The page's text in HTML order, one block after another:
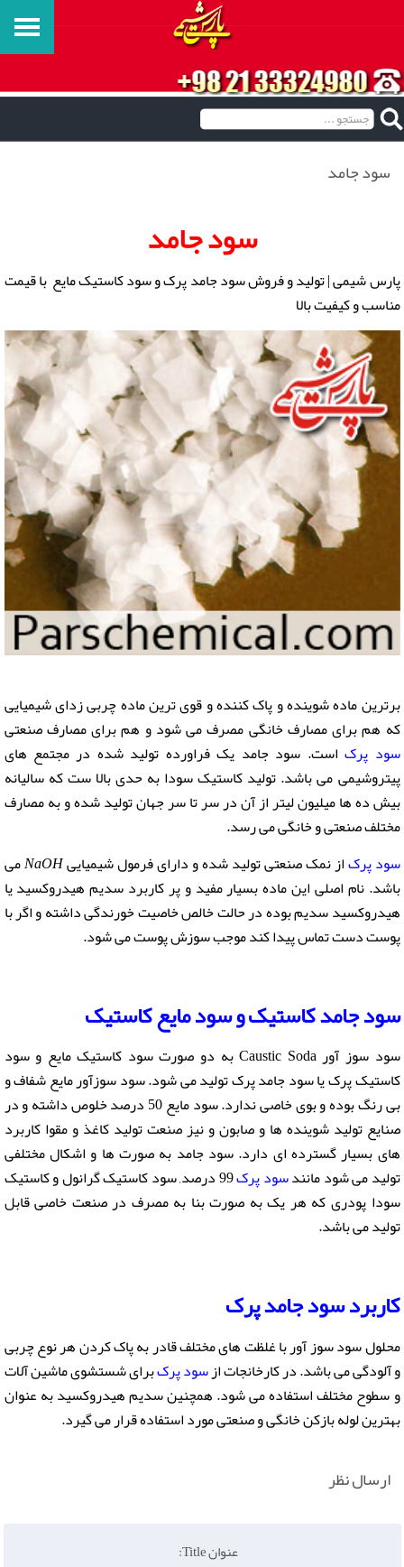
سود جامد
سود جامد
پارس شیمی | تولید و فروش سود جامد پرک و سود کاستیک مایع با قیمت
مناسب و کیفیت بالا
برترین ماده شوینده و پاک کننده و قوی ترین ماده چربی زدای شیمیایی
که هم برای مصارف خانگی مصرف می شود و هم برای مصارف صنعتی
سود پرکاست. سود جامد یک فراورده تولید شده در مجتمع های
پیتروشیمی می باشد. تولید کاستیک سودا به حدی بالا ست که سالیانه
بیش ده ها میلیون لیتر از آن در سر تا سر جهان تولید شده و به مصارف
مختلف صنعتی و خانگی می رسد.
سود پرکاز نمک صنعتی تولید شده و دارای فرمول شیمیاییNaOHمی
باشد. نام اصلی این ماده بسیار مفید و پر کاربرد سدیم هیدروکسید یا
هیدروکسید سدیم بوده در حالت خالص خاصیت خورندگی داشته و اگر با
پوست دست تماس پیدا کند موجب سوزش پوست می شود.
سود جامد کاستیک و سود مایع کاستیک
سود سوز آور Caustic Soda به دو صورت سود کاستیک مایع و سود
کاستیک پرک یا سود جامد پرک تولید می شود. سود سوزآور مایع شفاف و
بی رنگ بوده و بوی خاصی ندارد. سود مایع 50 درصد خلوص داشته و در
صنایع تولید شوینده ها و صابون و نیز صنعت تولید کاغذ و مقوا کاربرد
های بسیار گسترده ای دارد. سود جامد به صورت ها و اشکال مختلفی
تولید می شود مانندسود پرک
99 درصد, سود کاستیک گرانول و کاستیک
سودا پودری که هر یک به صورت بنا به مصرف در صنعت خاصی قابل
تولید می باشد.
کاربرد سود جامد پرک
محلول سود سوز آور با غلظت های مختلف قادر به پاک کردن هر نوع چربی
و آلودگی می باشد. در کارخانجات ازسود پرکبرای شستشوی ماشین آلات
و سطوح مختلف استفاده می شود. همچنین سدیم هیدروکسید به عنوان
بهترین لوله بازکن خانگی و صنعتی مورد استفاده قرار می گیرد.
ارسال نظر
عنوان Title: